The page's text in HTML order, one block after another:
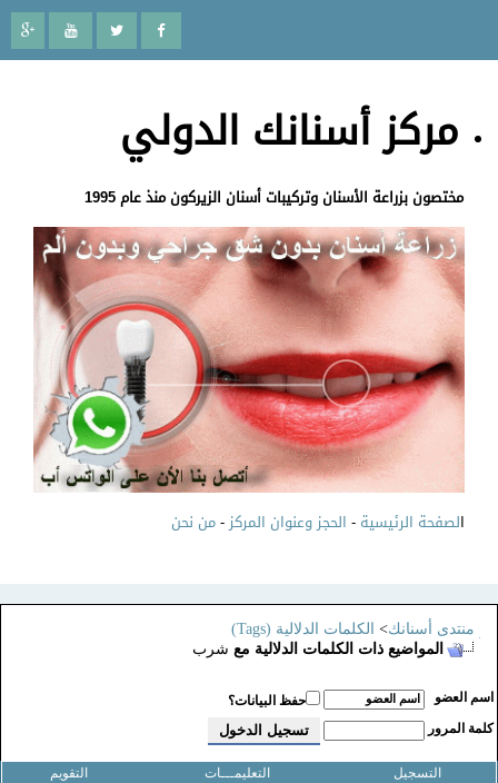
مركز أسنانك الدولي
مختصون بزراعة الأسنان وتركيبات أسنان الزيركون منذ عام 1995
لصفحة الرئيسية-الحجز وعنوان المركز-من نحن
منتدى أسنانك>الكلمات الدلالية (Tags)
المواضيع ذات الكلمات الدلالية مع شرب
اسم العضو
حفظ البيانات؟
كلمة المرور
التسجيل التعليمـــات التقويم